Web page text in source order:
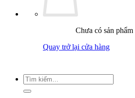
Chưa có sản
Quay trở lại cửa hàng
Tìm
kiếm: